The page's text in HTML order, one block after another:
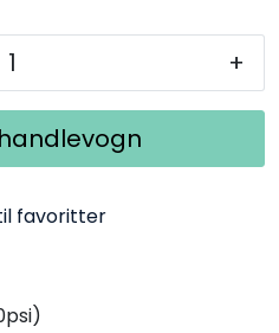
+
favoritter